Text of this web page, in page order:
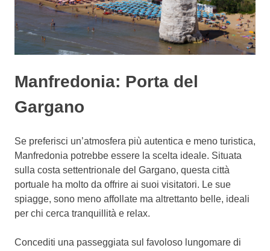
Manfredonia: Porta del
Gargano
Se preferisci un’atmosfera più autentica e meno turistica,
Manfredonia potrebbe essere la scelta ideale. Situata
sulla costa settentrionale del Gargano, questa città
portuale ha molto da offrire ai suoi visitatori. Le sue
spiagge, sono meno affollate ma altrettanto belle, ideali
per chi cerca tranquillità e relax.
Concediti una passeggiata sul favoloso lungomare di